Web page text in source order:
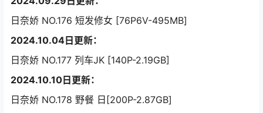
日奈娇 NO.176 短发修女 [76P6V-495MB]
2024.10.04日更新：
日奈娇 NO.177 列车JK [140P-2.19GB]
2024.10.10日更新：
日奈娇 NO.178 野餐 日[200P-2.87GB]